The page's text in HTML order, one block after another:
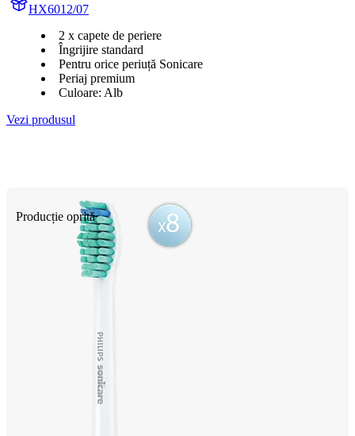
HX6012/07
2 x capete de periere
Îngrijire standard
Pentru orice periuță Sonicare
Periaj premium
Culoare: Alb
Vezi produsul
Producție oprită